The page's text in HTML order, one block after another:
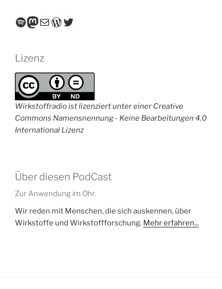
Spotify
Mastodon
E-MailWordPress
Twitter
Lizenz
Wirkstoffradio ist lizenziert unter einer Creative
Commons Namensnennung - Keine Bearbeitungen 4.0
International Lizenz
Über diesen PodCast
Zur Anwendung im Ohr.
Wir reden mit Menschen, die sich auskennen, über
Wirkstoffe und Wirkstoffforschung. Mehr erfahren...